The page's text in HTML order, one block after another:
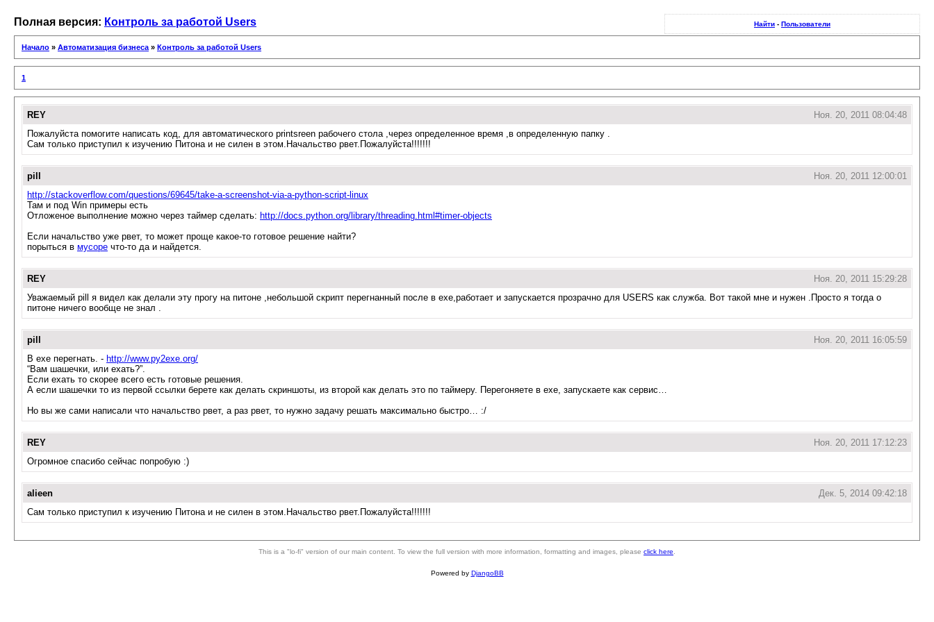
Найти - Пользователи
Полная версия: Контроль за работой Users
Начало » Автоматизация бизнеса » Контроль за работой Users
1
REY
Ноя. 20, 2011 08:04:48
Пожалуйста помогите написать код, для автоматического printsreen рабочего стола ,через определенное время ,в определенную папку .
Сам только приступил к изучению Питона и не силен в этом.Начальство рвет.Пожалуйста!!!!!!!
pill
Ноя. 20, 2011 12:00:01
http://stackoverflow.com/questions/69645/take-a-screenshot-via-a-python-script-linux
Там и под Win примеры есть
Отложеное выполнение можно через таймер сделать: http://docs.python.org/library/threading.html#timer-objects
Если начальство уже рвет, то может проще какое-то готовое решение найти?
порыться в мусоре что-то да и найдется.
REY
Ноя. 20, 2011 15:29:28
Уважаемый pill я видел как делали эту прогу на питоне ,небольшой скрипт перегнанный после в ехе,работает и запускается прозрачно для USERS как служба. Вот такой мне и нужен .Просто я тогда о
питоне ничего вообще не знал .
pill
Ноя. 20, 2011 16:05:59
В exe перегнать. - http://www.py2exe.org/
“Вам шашечки, или ехать?”.
Если ехать то скорее всего есть готовые решения.
А если шашечки то из первой ссылки берете как делать скриншоты, из второй как делать это по таймеру. Перегоняете в exe, запускаете как сервис…
Но вы же сами написали что начальство рвет, а раз рвет, то нужно задачу решать максимально быстро… :/
REY
Ноя. 20, 2011 17:12:23
Огромное спасибо сейчас попробую :)
alieen
Дек. 5, 2014 09:42:18
Сам только приступил к изучению Питона и не силен в этом.Начальство рвет.Пожалуйста!!!!!!!
This is a "lo-fi" version of our main content. To view the full version with more information, formatting and images, please click here
Powered by DjangoBB